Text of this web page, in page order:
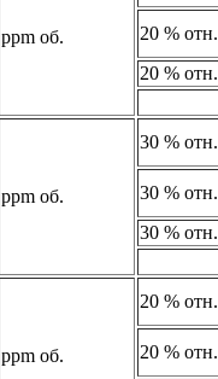
ppm об. 20 % отн.
20 % отн.
ppm об.
30 % отн.
30 % отн.
30 % отн.
ppm об.
20 % отн.
20 % отн.